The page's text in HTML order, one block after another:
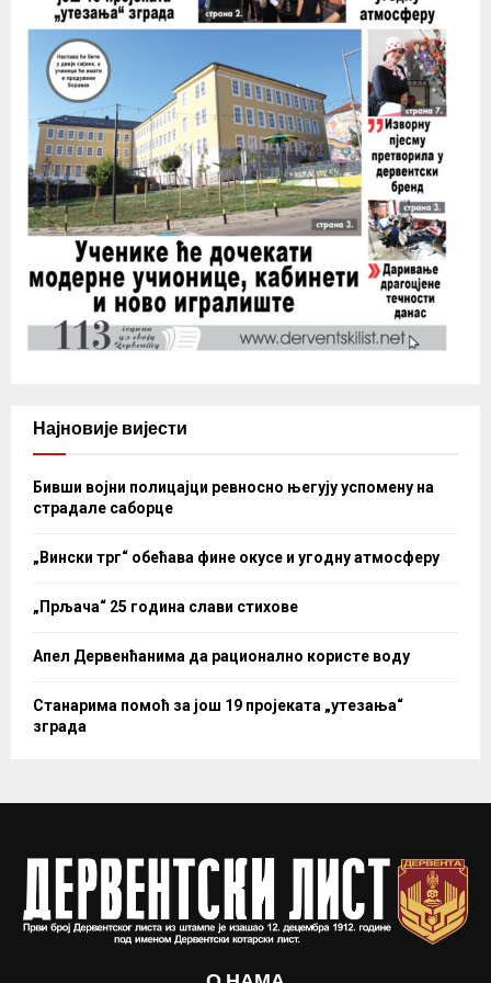
Најновије вијести
Бивши војни полицајци ревносно његују успомену на
страдале саборце
„Вински трг“ обећава фине окусе и угодну атмосферу
„Прљача“ 25 година слави стихове
Апел Дервенћанима да рационално користе воду
Станарима помоћ за још 19 пројеката „утезања“
зграда